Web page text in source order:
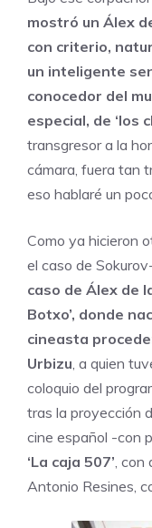
mostró un Álex
con criterio,
un inteligente
conocedor del
especial, de ‘los
transgresor a la
cámara, fuera tan
eso hablaré un
Como ya hicieron
el caso de
caso de Álex de
Botxo’, donde
cineasta
Urbizu , a quien
coloquio del
tras la proyección
cine español -con
‘La caja 507’ ,
Antonio Resines,